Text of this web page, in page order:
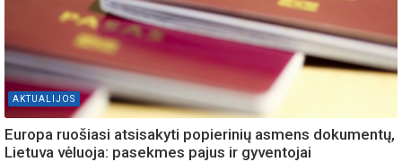
AKTUALIJOS
Europa ruošiasi atsisakyti popierinių asmens dokumentų,
Lietuva vėluoja: pasekmes pajus ir gyventojai